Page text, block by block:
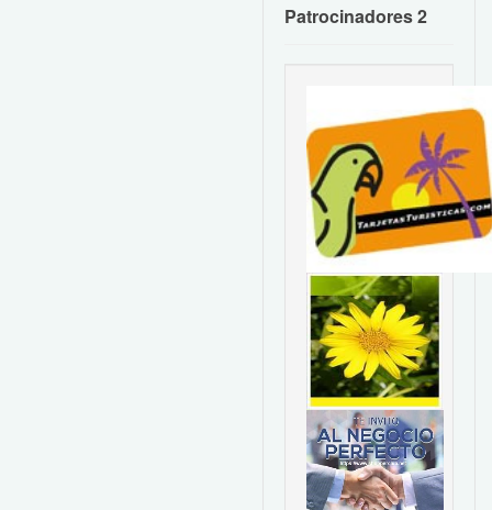
Patrocinadores 2